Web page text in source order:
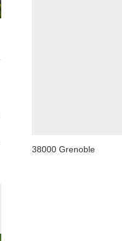
38000 Grenoble